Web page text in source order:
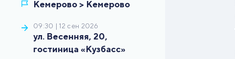
09:30 | 12 сен 2026
ул. Весенняя, 20,